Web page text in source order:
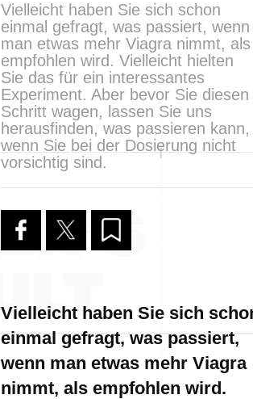
Vielleicht haben Sie sich schon
einmal gefragt, was passiert, wenn
man etwas mehr Viagra nimmt, als
empfohlen wird. Vielleicht hielten
Sie das für ein interessantes
Experiment. Aber bevor Sie diesen
Schritt wagen, lassen Sie uns
herausfinden, was passieren kann,
wenn Sie bei der Dosierung nicht
vorsichtig sind.
Vielleicht haben Sie sich
einmal gefragt, was passiert,
wenn man etwas mehr Viagra
nimmt, als empfohlen wird.